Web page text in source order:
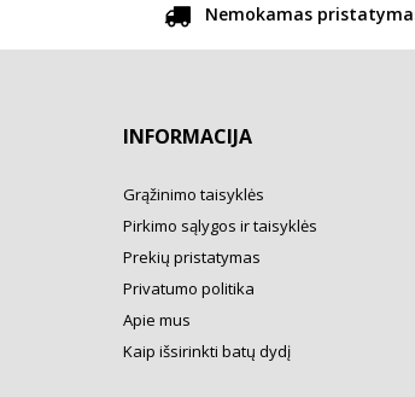
Nemokamas
INFORMACIJA
Grąžinimo taisyklės
Pirkimo sąlygos ir taisyklės
Prekių pristatymas
Privatumo politika
Apie mus
Kaip išsirinkti batų dydį